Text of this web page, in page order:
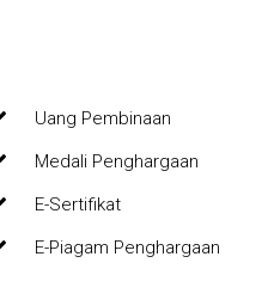
Uang Pembinaan
Medali Penghargaan
E-Sertifikat
E-Piagam Penghargaan